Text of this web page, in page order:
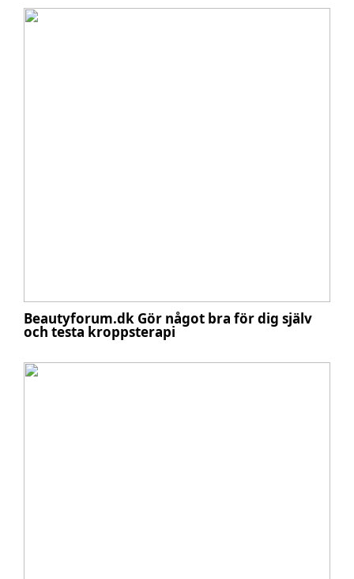
Beautyforum.dk Gör något bra för dig själv
och testa kroppsterapi